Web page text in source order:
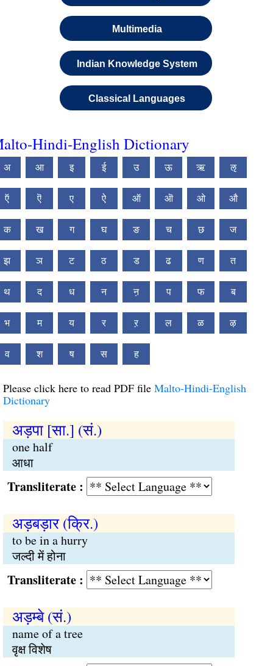
Multimedia
Indian Knowledge System
Classical Languages
Hindi-English Dictionary
अ आ इ ई उ ऊ ऋ ऌ
ऍ ऎ ए ऐ ऑ ऒ ओ औ
क ख ग घ ङ च छ ज
झ ञ ट ठ ड ढ ण त
थ द ध न ऩ प फ ब
भ म य र ऱ ल ळ ऴ
व श ष स ह
Please click here to read PDF file Malto-Hindi-English
Dictionary
अड़पा [सा.] (सं.)
one half
आधा
:
अड़बड़ार (क्रि.)
to be in a hurry
जल्दी में होना
:
अड़म्बे (सं.)
name of a tree
वृक्ष विशेष